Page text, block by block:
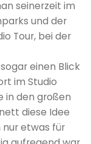
seinerzeit im
und der
Tour, bei der
einen Blick
im Studio
in den großen
diese Idee
etwas für